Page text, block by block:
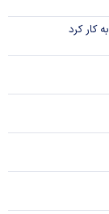
کار کرد